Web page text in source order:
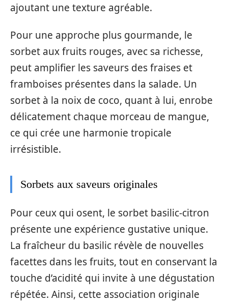
ajoutant une texture agréable.
Pour une approche plus gourmande, le
sorbet aux fruits rouges, avec sa richesse,
peut amplifier les saveurs des fraises et
framboises présentes dans la salade. Un
sorbet à la noix de coco, quant à lui, enrobe
délicatement chaque morceau de mangue,
ce qui crée une harmonie tropicale
irrésistible.
Sorbets aux saveurs originales
Pour ceux qui osent, le sorbet basilic-citron
présente une expérience gustative unique.
La fraîcheur du basilic révèle de nouvelles
facettes dans les fruits, tout en conservant la
touche d’acidité qui invite à une dégustation
répétée. Ainsi, cette association originale